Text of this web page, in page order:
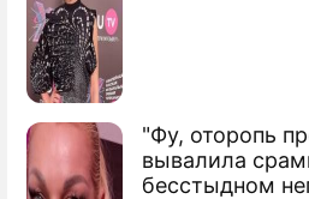
"Фу, оторопь
вывалила
бесстыдном